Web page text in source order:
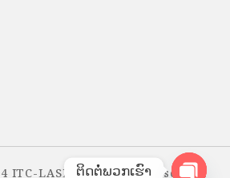
ITC-LASES – All Right Reserved
ຕິດຕໍ່ພວກເຮົາ